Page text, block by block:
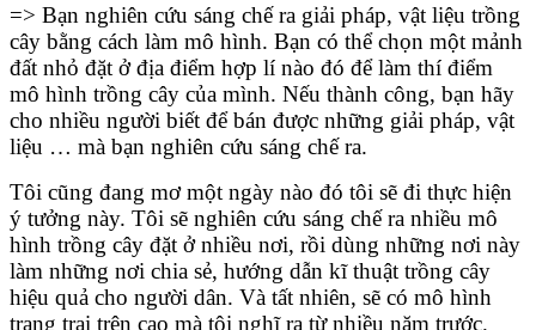
=> Bạn nghiên cứu sáng chế ra giải pháp, vật liệu trồng
cây bằng cách làm mô hình. Bạn có thể chọn một mảnh
đất nhỏ đặt ở địa điểm hợp lí nào đó để làm thí điểm
mô hình trồng cây của mình. Nếu thành công, bạn hãy
cho nhiều người biết để bán được những giải pháp, vật
liệu … mà bạn nghiên cứu sáng chế ra.
Tôi cũng đang mơ một ngày nào đó tôi sẽ đi thực hiện
ý tưởng này. Tôi sẽ nghiên cứu sáng chế ra nhiều mô
hình trồng cây đặt ở nhiều nơi, rồi dùng những nơi này
làm những nơi chia sẻ, hướng dẫn kĩ thuật trồng cây
hiệu quả cho người dân. Và tất nhiên, sẽ có mô hình
trang trại trên cao mà tôi nghĩ ra từ nhiều năm trước.